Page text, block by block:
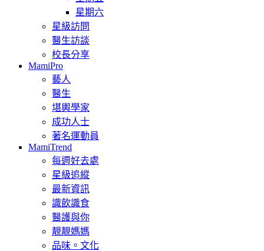
星期六
星級訪問
醫生訪談
校長分享
MamiPro
藝人
醫生
堪輿學家
成功人士
著名運動員
MamiTrend
每週好去處
星級追縱
最新資訊
識飲識食
醫護與你
靚靚媽媽
品味。文化